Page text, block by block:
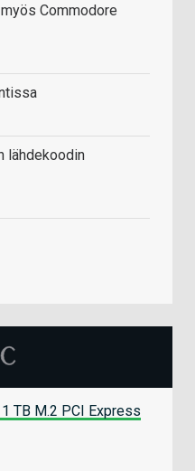
Commodore
lähdekoodin
TB M.2 PCI Express